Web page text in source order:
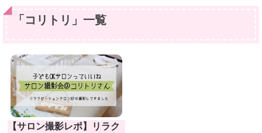
「 コリトリ 」 一覧
【サロン撮影レポ】リラク